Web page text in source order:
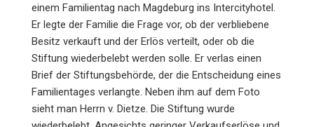
einem Familientag nach Magdeburg ins Intercityhotel.
Er legte der Familie die Frage vor, ob der verbliebene
Besitz verkauft und der Erlös verteilt, oder ob die
Stiftung wiederbelebt werden solle. Er verlas einen
Brief der Stiftungsbehörde, der die Entscheidung eines
Familientages verlangte. Neben ihm auf dem Foto
sieht man Herrn v. Dietze. Die Stiftung wurde